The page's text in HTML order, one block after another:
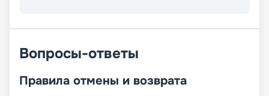
Вопросы-ответы
Правила отмены и возврата